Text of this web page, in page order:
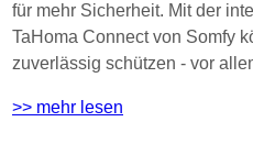
für mehr Sicherheit. Mit der
TaHoma Connect von Somfy
zuverlässig schützen - vor
>> mehr lesen